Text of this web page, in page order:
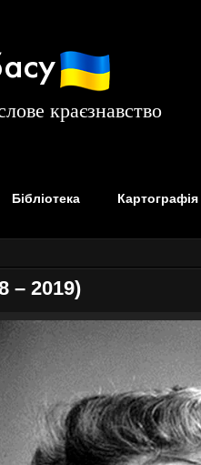
краєзнавство
Бібліотека Картографія
– 2019)